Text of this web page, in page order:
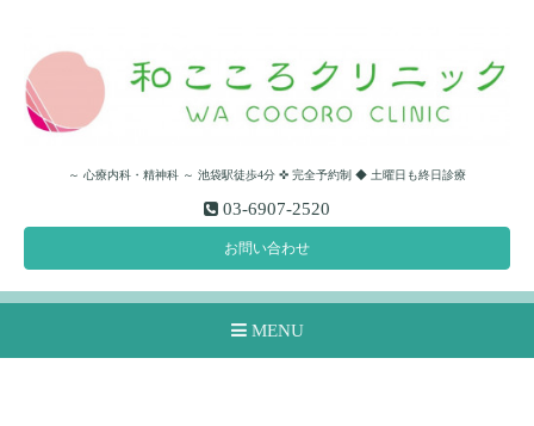
～ 心療内科・精神科 ～ 池袋駅徒歩4分 ✜ 完全予約制 ◆ 土曜日も終日診療
03-6907-2520
お問い合わせ
MENU